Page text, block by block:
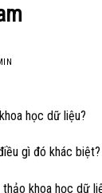
học dữ liệu?
gì đó khác biệt?
khoa học dữ